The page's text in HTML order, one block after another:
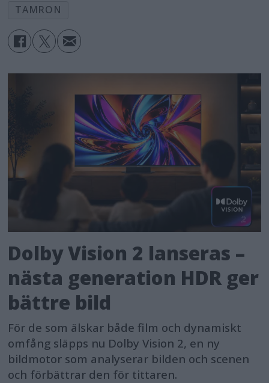
TAMRON
Dolby Vision 2 lanseras –
nästa generation HDR ger
bättre bild
För de som älskar både film och dynamiskt
omfång släpps nu Dolby Vision 2, en ny
bildmotor som analyserar bilden och scenen
och förbättrar den för tittaren.